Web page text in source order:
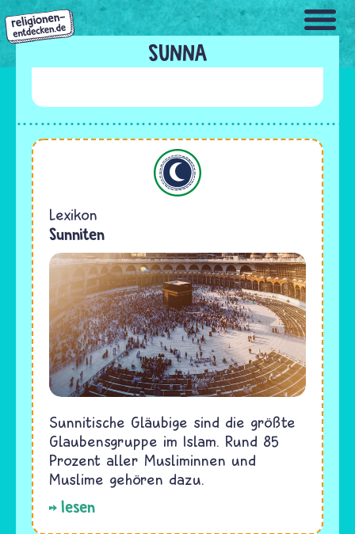
Direkt
zum
Inhalt
SUNNA
Lexikon
Sunniten
Sunnitische Gläubige sind die größte
Glaubensgruppe im Islam. Rund 85
Prozent aller Musliminnen und
Muslime gehören dazu.
lesen